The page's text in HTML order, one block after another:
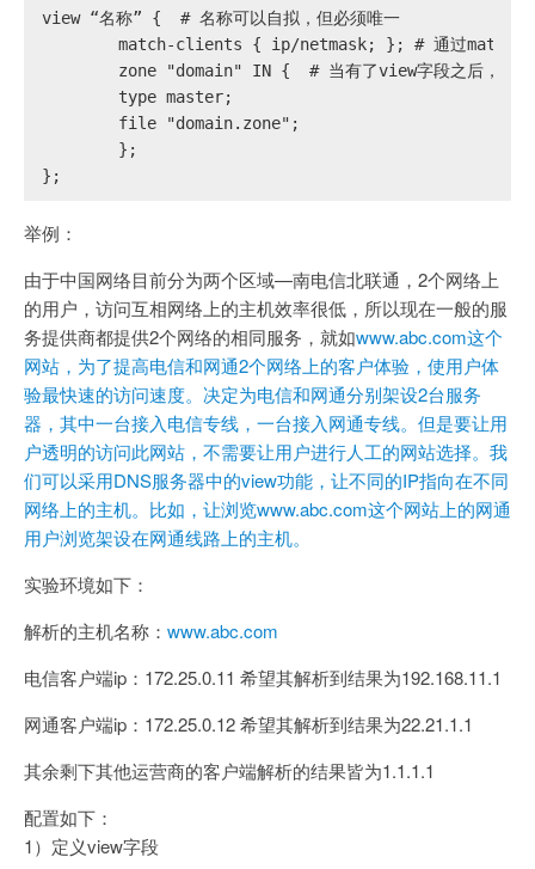
view “名称” {  # 名称可以自拟，但必须唯一
match-clients { ip/netmask; }; # 通过match-
zone "domain" IN {  # 当有了view字段之后，所
	type master;
	file "domain.zone";
	};
};
举例：
由于中国网络目前分为两个区域—南电信北联通，2个网络上
的用户，访问互相网络上的主机效率很低，所以现在一般的服
务提供商都提供2个网络的相同服务，就如www.abc.com这个
网站，为了提高电信和网通2个网络上的客户体验，使用户体
验最快速的访问速度。决定为电信和网通分别架设2台服务
器，其中一台接入电信专线，一台接入网通专线。但是要让用
户透明的访问此网站，不需要让用户进行人工的网站选择。我
们可以采用DNS服务器中的view功能，让不同的IP指向在不同
网络上的主机。比如，让浏览www.abc.com这个网站上的网通
用户浏览架设在网通线路上的主机。
实验环境如下：
解析的主机名称： www.abc.com
电信客户端ip：172.25.0.11 希望其解析到结果为192.168.11.1
网通客户端ip：172.25.0.12 希望其解析到结果为22.21.1.1
其余剩下其他运营商的客户端解析的结果皆为1.1.1.1
配置如下：
1）定义view字段